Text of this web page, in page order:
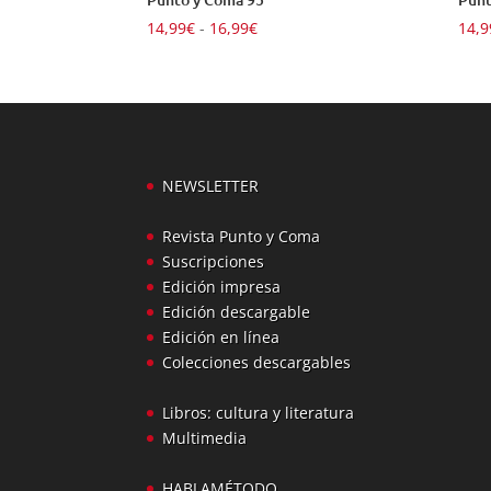
14,99€ - 16,99€Rango
desde
16,99€
NEWSLETTER
Revista Punto y Coma
Suscripciones
Edición impresa
Edición descargable
Edición en línea
Colecciones descargables
Libros: cultura y literatura
Multimedia